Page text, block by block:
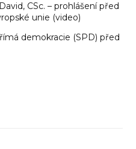
CSc. – prohlášení před
unie (video)
demokracie (SPD) před